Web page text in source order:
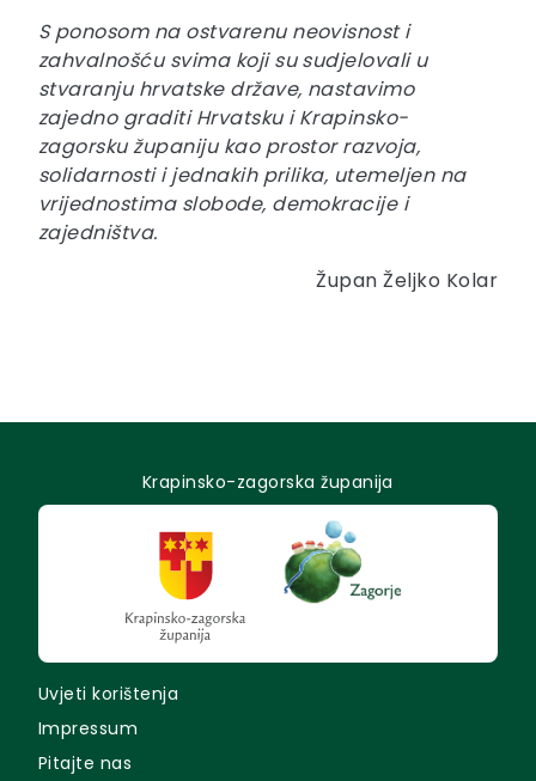
S ponosom na ostvarenu neovisnost i
zahvalnošću svima koji su sudjelovali u
stvaranju hrvatske države, nastavimo
zajedno graditi Hrvatsku i Krapinsko-
zagorsku županiju kao prostor razvoja,
solidarnosti i jednakih prilika, utemeljen na
vrijednostima slobode, demokracije i
zajedništva.
Župan Željko Kolar
Krapinsko-zagorska županija
Uvjeti korištenja
Impressum
Pitajte nas